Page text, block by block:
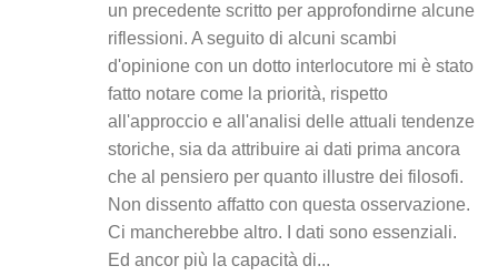
un precedente scritto per approfondirne alcune
riflessioni. A seguito di alcuni scambi
d'opinione con un dotto interlocutore mi è stato
fatto notare come la priorità, rispetto
all'approccio e all'analisi delle attuali tendenze
storiche, sia da attribuire ai dati prima ancora
che al pensiero per quanto illustre dei filosofi.
Non dissento affatto con questa osservazione.
Ci mancherebbe altro. I dati sono essenziali.
Ed ancor più la capacità di...